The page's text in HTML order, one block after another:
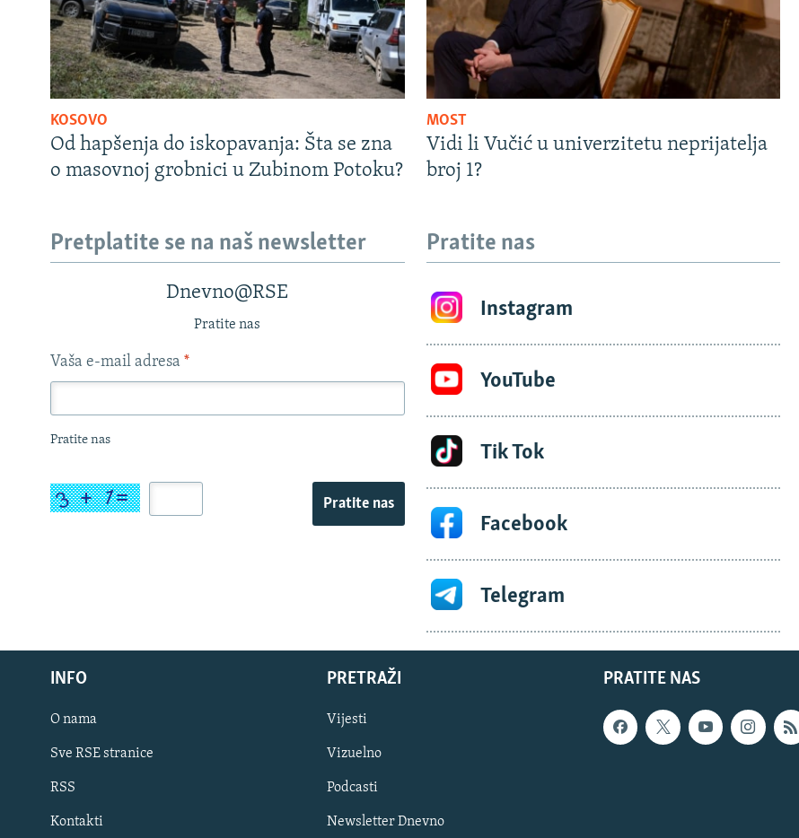
KOSOVO
Od hapšenja do iskopavanja: Šta se zna
o masovnoj grobnici u Zubinom Potoku?
MOST
Vidi li Vučić u univerzitetu neprijatelja
broj 1?
Pretplatite se na naš newsletter
Dnevno@RSE
Pratite nas
Vaša e-mail adresa *
Pratite nas
Pratite nas
Pratite nas
Instagram
YouTube
Tik Tok
Facebook
Telegram
PRATITE NAS
INFO
O nama
Sve RSE stranice
RSS
Kontakti
PRETRAŽI
Vijesti
Vizuelno
Podcasti
Newsletter Dnevno